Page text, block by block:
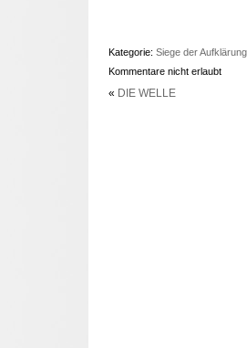
Kategorie: Siege der Aufklärung
Kommentare nicht erlaubt
« DIE WELLE